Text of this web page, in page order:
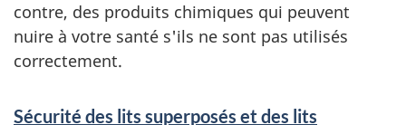
contre, des produits chimiques qui peuvent
nuire à votre santé s'ils ne sont pas utilisés
correctement.
Sécurité des lits superposés et des lits